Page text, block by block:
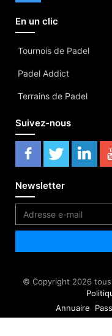
En un clic
Tournois de Padel
Padel Addict
Terrains de Padel
Suivez-nous
Newsletter
© Copyright 2026
Annuaire